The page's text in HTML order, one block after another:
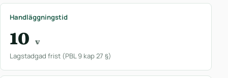
Handläggningstid
10 v
Lagstadgad frist (PBL 9 kap 27 §)